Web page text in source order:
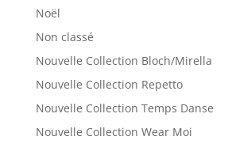
Noël
Non classé
Nouvelle Collection Bloch/Mirella
Nouvelle Collection Repetto
Nouvelle Collection Temps Danse
Nouvelle Collection Wear Moi